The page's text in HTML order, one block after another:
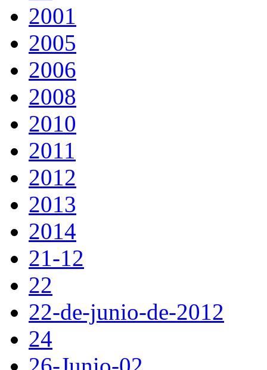
2001
2005
2006
2008
2010
2011
2012
2013
2014
21-12
22
22-de-junio-de-2012
24